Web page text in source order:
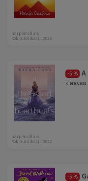
harpercollins
Rok publikacji: 2022
-5 %
Kiera Cass
harpercollins
Rok publikacji: 2022
-5 %